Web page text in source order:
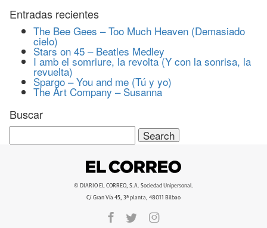
Entradas recientes
The Bee Gees – Too Much Heaven (Demasiado
cielo)
Stars on 45 – Beatles Medley
I amb el somriure, la revolta (Y con la sonrisa, la
revuelta)
Spargo – You and me (Tú y yo)
The Art Company – Susanna
Buscar
Search
for:
© DIARIO EL CORREO, S.A. Sociedad Unipersonal.
C/ Gran Vía 45, 3ª planta, 48011 Bilbao